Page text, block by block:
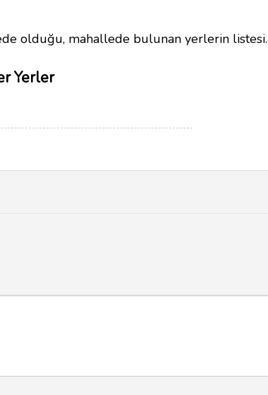
olduğu, mahallede bulunan yerlerin listesi.
Yerler